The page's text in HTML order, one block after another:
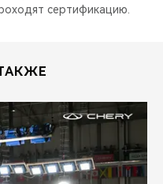
сертификацию.